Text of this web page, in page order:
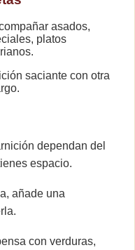
asados,
platos
saciante con otra
dependan del
espacio.
añade una
con verduras,